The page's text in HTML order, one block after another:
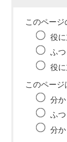
このページ
役
ふつ
役
このページ
分
ふつ
分